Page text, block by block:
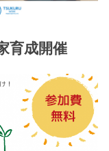
育成開催